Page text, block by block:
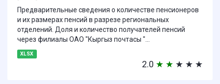
Предварительные сведения о количестве пенсионеров
и их размерах пенсий в разрезе региональных
отделений. Доля и количество получателей пенсий
через филиалы ОАО "Кыргыз почтасы "...
XLSX
2.0 ★ ★ ★ ★ ★